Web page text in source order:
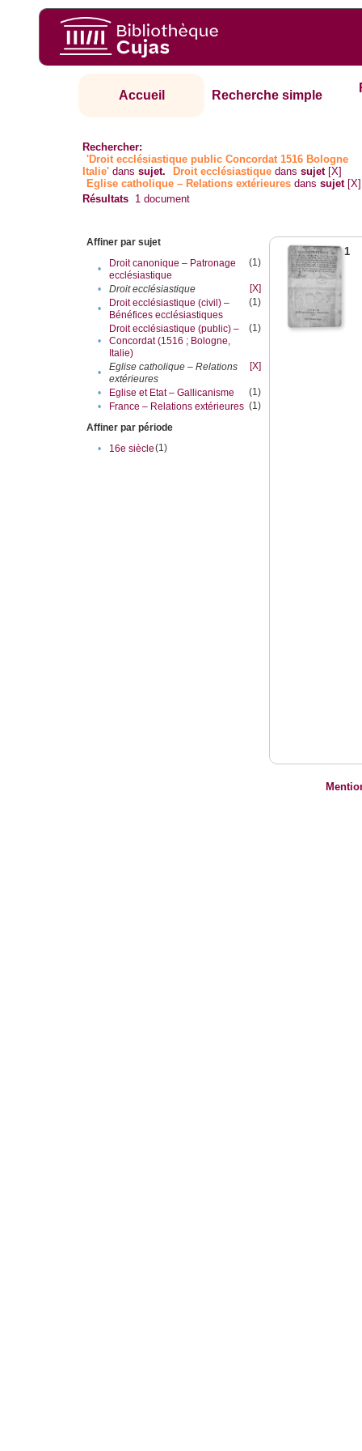
Accueil Recherche simple
Rechercher:
'Droit ecclésiastique public Concordat 1516 Bologne
Italie' danssujet. Droit ecclésiastique danssujet [X]
Eglise catholique – Relations extérieures danssujet [X]
Résultats 1 document
Affiner par sujet
•
Droit canonique – Patronage
ecclésiastique
(1)
• Droit ecclésiastique
[X]
•
Droit ecclésiastique (civil) –
Bénéfices ecclésiastiques
(1)
•
Droit ecclésiastique (public) –
Concordat (1516 ; Bologne,
Italie)
(1)
•
Eglise catholique – Relations
extérieures
[X]
• Eglise et Etat – Gallicanisme
(1)
•
France – Relations extérieures (1)
Affiner par période
•
16e siècle(1)
1